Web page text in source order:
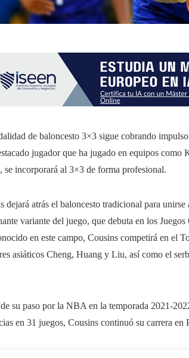
de baloncesto 3×3 sigue cobrando
jugador que ha jugado en equipos
se incorporará al 3×3 de forma profesional.
​​dejará atrás el baloncesto tradicional para
variante del juego, que debuta en los
en este campo, Cousins ​​​​competirá en el
asiáticos Cheng, Huang y Liu, así como el
su paso por la NBA en la temporada 2021-
en 31 juegos, Cousins ​​continuó su carrera